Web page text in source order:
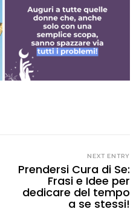
NEXT ENTRY
Prendersi Cura di Se:
Frasi e Idee per
dedicare del tempo
a se stessi!